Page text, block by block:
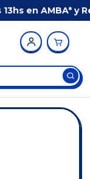
en AMBA* y